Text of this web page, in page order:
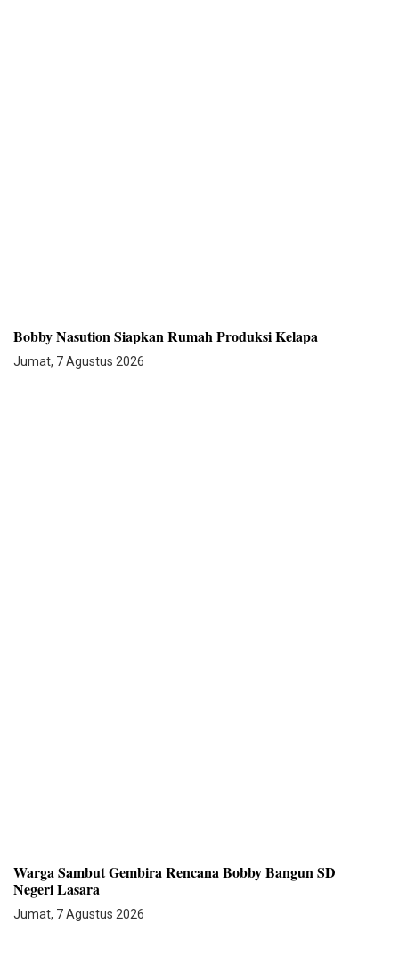
Bobby Nasution Siapkan Rumah Produksi Kelapa
Jumat, 7 Agustus 2026
Warga Sambut Gembira Rencana Bobby Bangun SD
Negeri Lasara
Jumat, 7 Agustus 2026